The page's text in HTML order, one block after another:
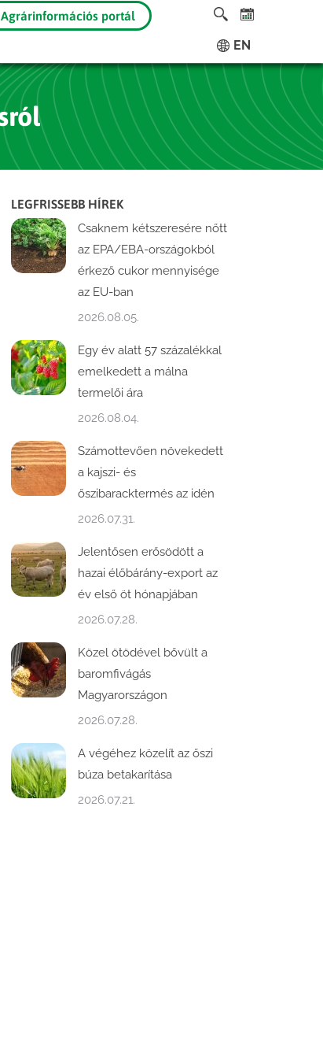
Agrárinformációs portál
EN
LEGFRISSEBB HÍREK
Csaknem kétszeresére nőtt
az EPA/EBA-országokból
érkező cukor mennyisége
az EU-ban
2026.08.05.
Egy év alatt 57 százalékkal
emelkedett a málna
termelői ára
2026.08.04.
Számottevően növekedett
a kajszi- és
őszibaracktermés az idén
2026.07.31.
Jelentősen erősödött a
hazai élőbárány-export az
év első öt hónapjában
2026.07.28.
Közel ötödével bővült a
baromfivágás
Magyarországon
2026.07.28.
A végéhez közelít az őszi
búza betakarítása
2026.07.21.